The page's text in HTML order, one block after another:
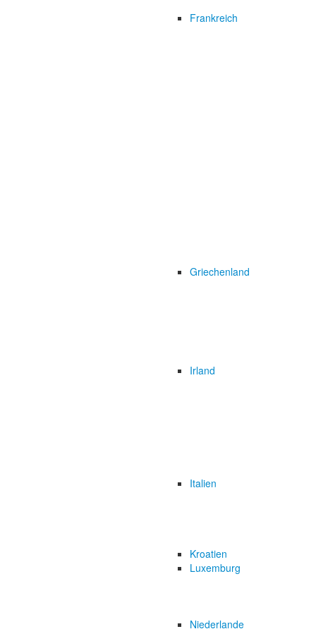
Frankreich
Griechenland
Irland
Italien
Kroatien
Luxemburg
Niederlande